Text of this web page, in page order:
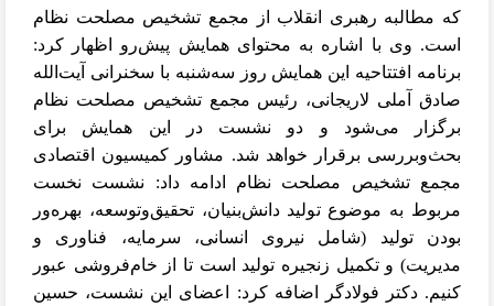
که مطالبه رهبری انقلاب از مجمع تشخیص مصلحت نظام
است. وی با اشاره به محتوای همایش پیش‌رو اظهار کرد:
برنامه افتتاحیه این همایش روز سه‌شنبه با سخنرانی آیت‌الله
صادق آملی لاریجانی، رئیس مجمع تشخیص مصلحت نظام
برگزار می‌شود و دو نشست در این همایش برای
بحث‌وبررسی برقرار خواهد شد. مشاور کمیسیون اقتصادی
مجمع تشخیص مصلحت نظام ادامه داد: نشست نخست
مربوط به موضوع تولید دانش‌بنیان، تحقیق‌وتوسعه، بهره‌ور
بودن تولید (شامل نیروی انسانی، سرمایه، فناوری و
مدیریت) و تکمیل زنجیره تولید است تا از خام‌فروشی عبور
کنیم. دکتر فولادگر اضافه کرد: اعضای این نشست، حسین